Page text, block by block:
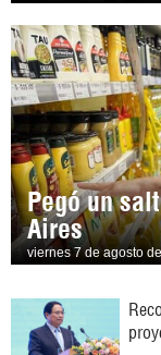
Pegó un
Aires
viernes 7 de agosto